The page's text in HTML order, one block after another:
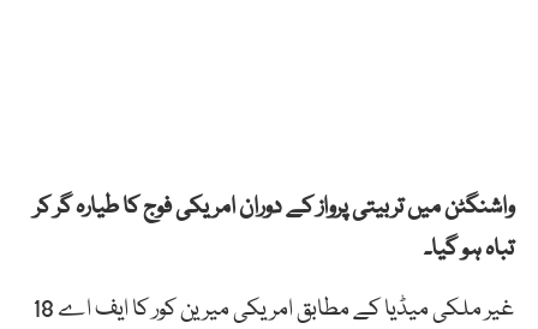
واشنگٹن میں تربیتی پرواز کے دوران امریکی فوج کا طیارہ گر کر
تباہ ہو گیا۔
غیر ملکی میڈیا کے مطابق امریکی میرین کور کا ایف اے 18